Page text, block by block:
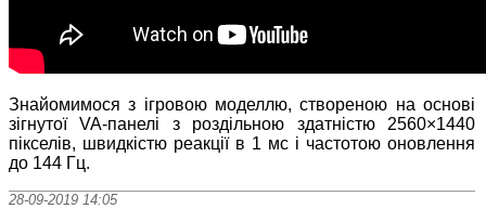
Знайомимося з ігровою моделлю, створеною на основі
зігнутої VA-панелі з роздільною здатністю 2560×1440
пікселів, швидкістю реакції в 1 мс і частотою оновлення
до 144 Гц.
28-09-2019 14:05